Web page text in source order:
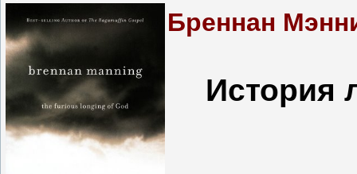
Бреннан
История